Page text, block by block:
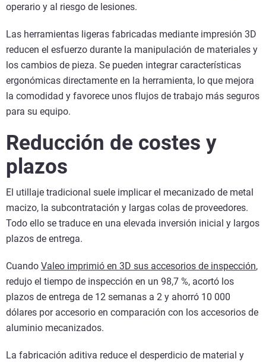
operario y al riesgo de lesiones.
Las herramientas ligeras fabricadas mediante impresión 3D
reducen el esfuerzo durante la manipulación de materiales y
los cambios de pieza. Se pueden integrar características
ergonómicas directamente en la herramienta, lo que mejora
la comodidad y favorece unos flujos de trabajo más seguros
para su equipo.
Reducción de costes y
plazos
El utillaje tradicional suele implicar el mecanizado de metal
macizo, la subcontratación y largas colas de proveedores.
Todo ello se traduce en una elevada inversión inicial y largos
plazos de entrega.
Cuando Valeo imprimió en 3D sus accesorios de inspección,
redujo el tiempo de inspección en un 98,7 %, acortó los
plazos de entrega de 12 semanas a 2 y ahorró 10 000
dólares por accesorio en comparación con los accesorios de
aluminio mecanizados.
La fabricación aditiva reduce el desperdicio de material y